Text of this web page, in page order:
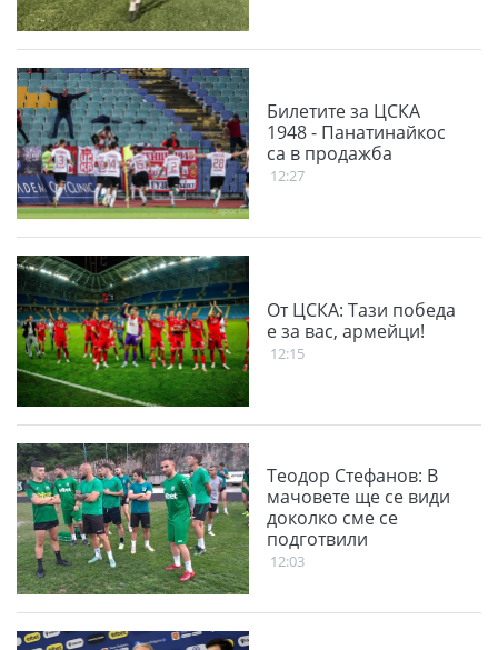
Билетите за ЦСКА
1948 - Панатинайкос
са в продажба
12:27
От ЦСКА: Тази победа
е за вас, армейци!
12:15
Теодор Стефанов: В
мачовете ще се види
доколко сме се
подготвили
12:03